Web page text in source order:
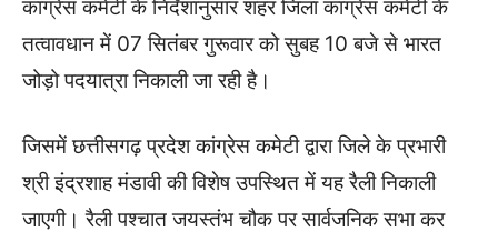
कांग्रेस कमेटी के निर्देशानुसार शहर जिला कांग्रेस कमेटी के
तत्वावधान में 07 सितंबर गुरूवार को सुबह 10 बजे से भारत
जोड़ो पदयात्रा निकाली जा रही है।
जिसमें छत्तीसगढ़ प्रदेश कांग्रेस कमेटी द्वारा जिले के प्रभारी
श्री इंद्रशाह मंडावी की विशेष उपस्थित में यह रैली निकाली
जाएगी। रैली पश्चात जयस्तंभ चौक पर सार्वजनिक सभा कर